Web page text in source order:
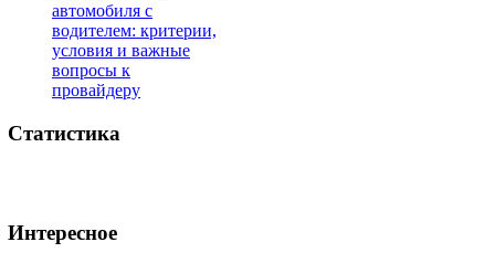
автомобиля с
водителем: критерии,
условия и важные
вопросы к
провайдеру
Статистика
Интересное